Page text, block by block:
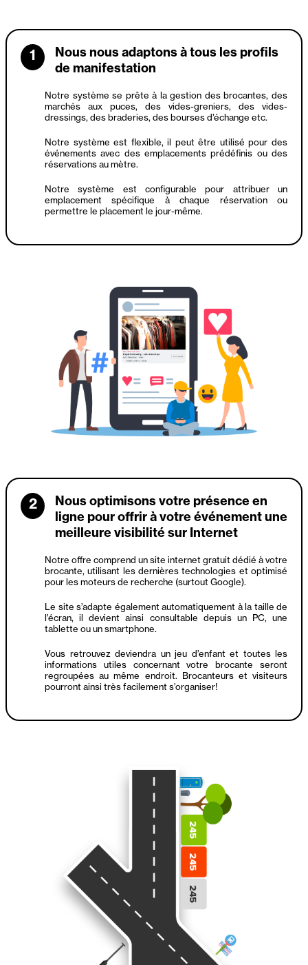
1
Nous nous adaptons à tous les profils
de manifestation
Notre système se prête à la gestion des brocantes, des
marchés aux puces, des vides-greniers, des vides-
dressings, des braderies, des bourses d’échange etc.
Notre système est flexible, il peut être utilisé pour des
événements avec des emplacements prédéfinis ou des
réservations au mètre.
Notre système est configurable pour attribuer un
emplacement spécifique à chaque réservation ou
permettre le placement le jour-même.
2
Nous optimisons votre présence en
ligne pour offrir à votre événement une
meilleure visibilité sur Internet
Notre offre comprend un site internet gratuit dédié à votre
brocante, utilisant les dernières technologies et optimisé
pour les moteurs de recherche (surtout Google).
Le site s’adapte également automatiquement à la taille de
l’écran, il devient ainsi consultable depuis un PC, une
tablette ou un smartphone.
Vous retrouvez deviendra un jeu d’enfant et toutes les
informations utiles concernant votre brocante seront
regroupées au même endroit. Brocanteurs et visiteurs
pourront ainsi très facilement s’organiser!